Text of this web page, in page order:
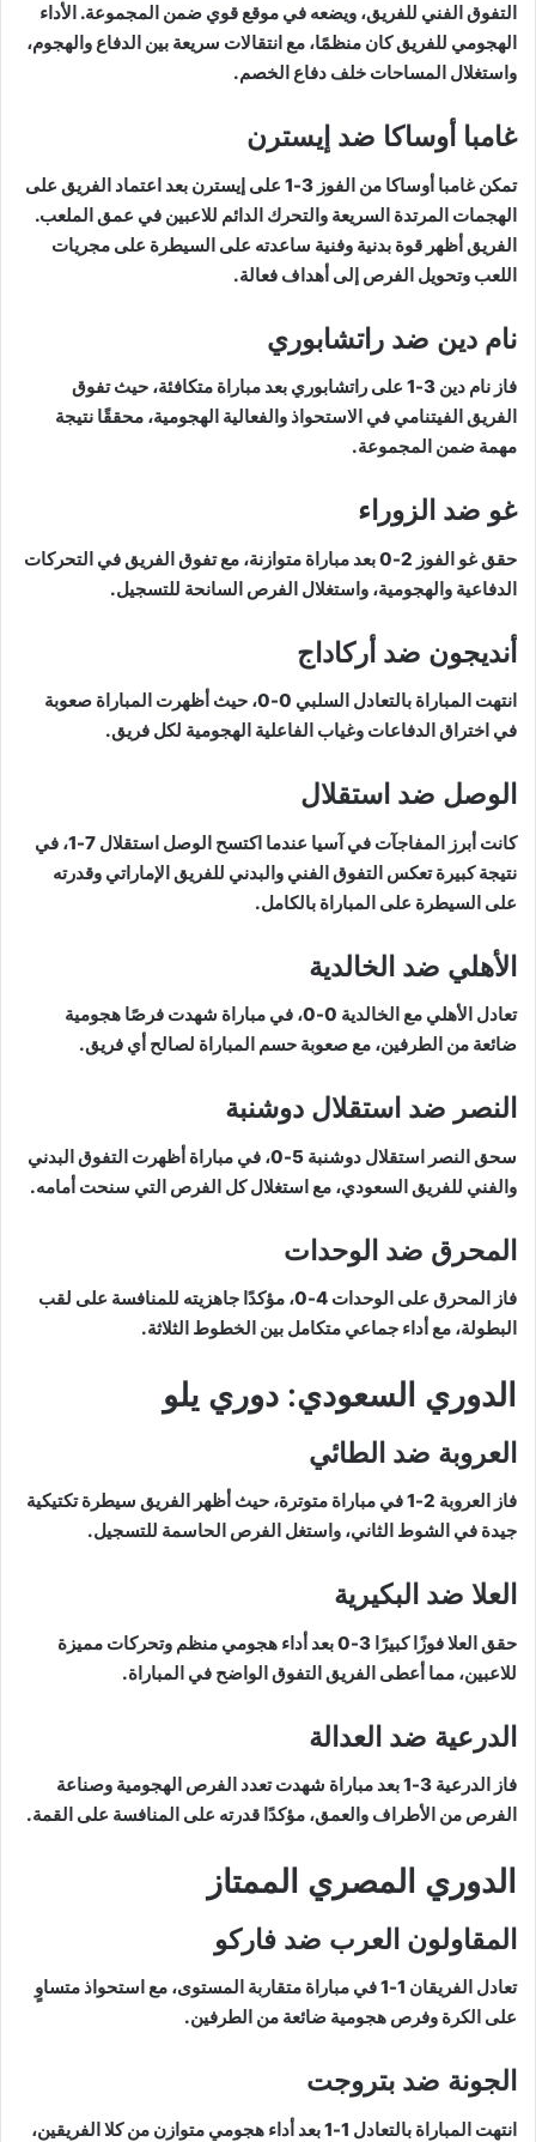
التفوق الفني للفريق، ويضعه في موقع قوي ضمن المجموعة. الأداء
الهجومي للفريق كان منظمًا، مع انتقالات سريعة بين الدفاع والهجوم،
واستغلال المساحات خلف دفاع الخصم.
غامبا أوساكا ضد إيسترن
تمكن غامبا أوساكا من الفوز 3-1 على إيسترن بعد اعتماد الفريق على
الهجمات المرتدة السريعة والتحرك الدائم للاعبين في عمق الملعب.
الفريق أظهر قوة بدنية وفنية ساعدته على السيطرة على مجريات
اللعب وتحويل الفرص إلى أهداف فعالة.
نام دين ضد راتشابوري
فاز نام دين 3-1 على راتشابوري بعد مباراة متكافئة، حيث تفوق
الفريق الفيتنامي في الاستحواذ والفعالية الهجومية، محققًا نتيجة
مهمة ضمن المجموعة.
غو ضد الزوراء
حقق غو الفوز 2-0 بعد مباراة متوازنة، مع تفوق الفريق في التحركات
الدفاعية والهجومية، واستغلال الفرص السانحة للتسجيل.
أنديجون ضد أركاداج
انتهت المباراة بالتعادل السلبي 0-0، حيث أظهرت المباراة صعوبة
في اختراق الدفاعات وغياب الفاعلية الهجومية لكل فريق.
الوصل ضد استقلال
كانت أبرز المفاجآت في آسيا عندما اكتسح الوصل استقلال 7-1، في
نتيجة كبيرة تعكس التفوق الفني والبدني للفريق الإماراتي وقدرته
على السيطرة على المباراة بالكامل.
الأهلي ضد الخالدية
تعادل الأهلي مع الخالدية 0-0، في مباراة شهدت فرصًا هجومية
ضائعة من الطرفين، مع صعوبة حسم المباراة لصالح أي فريق.
النصر ضد استقلال دوشنبة
سحق النصر استقلال دوشنبة 5-0، في مباراة أظهرت التفوق البدني
والفني للفريق السعودي، مع استغلال كل الفرص التي سنحت أمامه.
المحرق ضد الوحدات
فاز المحرق على الوحدات 4-0، مؤكدًا جاهزيته للمنافسة على لقب
البطولة، مع أداء جماعي متكامل بين الخطوط الثلاثة.
الدوري السعودي: دوري يلو
العروبة ضد الطائي
فاز العروبة 2-1 في مباراة متوترة، حيث أظهر الفريق سيطرة تكتيكية
جيدة في الشوط الثاني، واستغل الفرص الحاسمة للتسجيل.
العلا ضد البكيرية
حقق العلا فوزًا كبيرًا 3-0 بعد أداء هجومي منظم وتحركات مميزة
للاعبين، مما أعطى الفريق التفوق الواضح في المباراة.
الدرعية ضد العدالة
فاز الدرعية 3-1 بعد مباراة شهدت تعدد الفرص الهجومية وصناعة
الفرص من الأطراف والعمق، مؤكدًا قدرته على المنافسة على القمة.
الدوري المصري الممتاز
المقاولون العرب ضد فاركو
تعادل الفريقان 1-1 في مباراة متقاربة المستوى، مع استحواذ متساوٍ
على الكرة وفرص هجومية ضائعة من الطرفين.
الجونة ضد بتروجت
انتهت المباراة بالتعادل 1-1 بعد أداء هجومي متوازن من كلا الفريقين،